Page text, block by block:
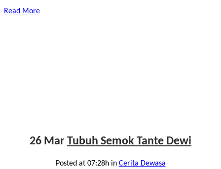
Read More
26 Mar Tubuh Semok Tante Dewi
Posted at 07:28hin Cerita Dewasa